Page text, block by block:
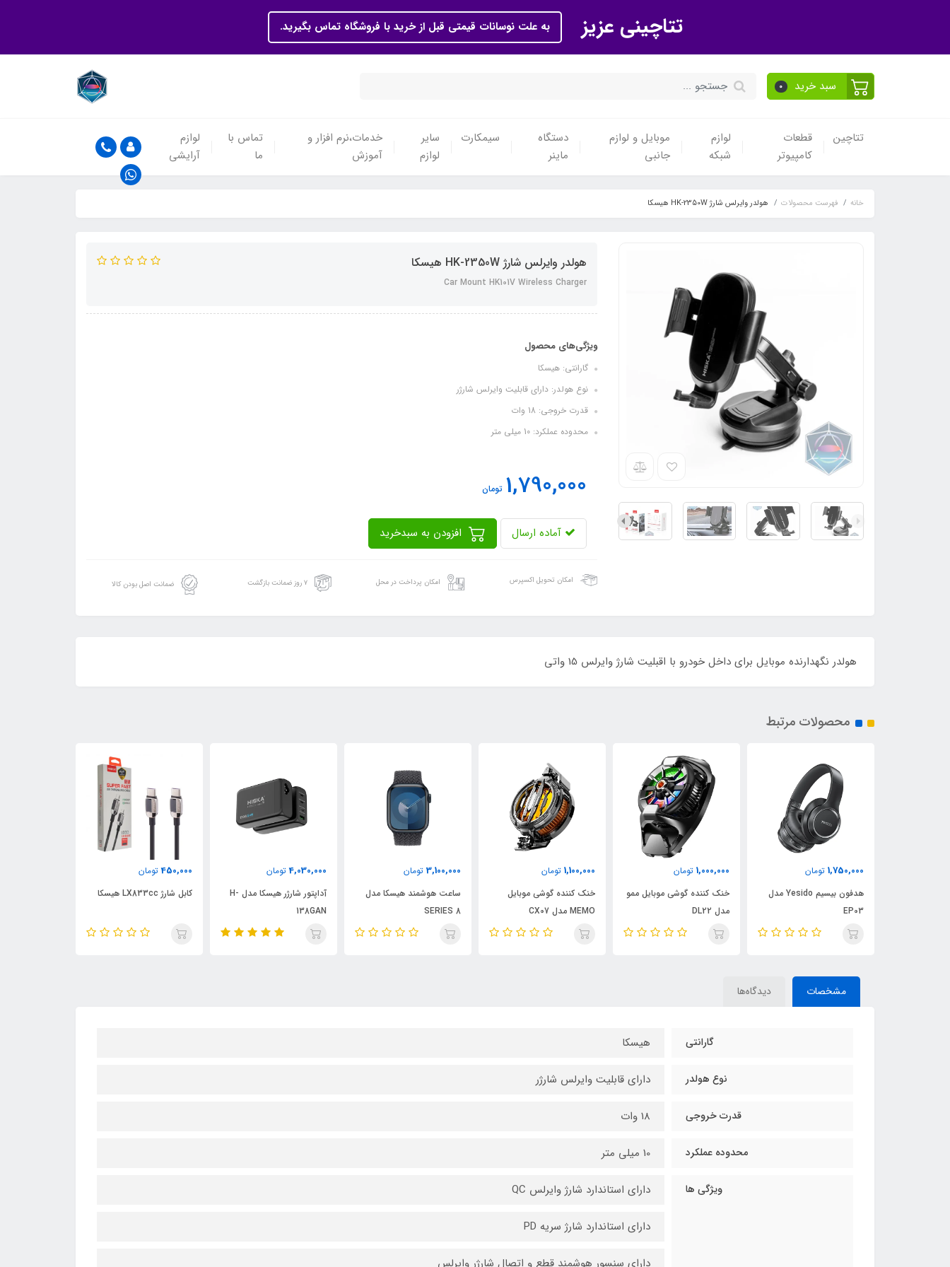
تتاچینی عزیز به علت نوسانات قیمتی قبل از خرید با فروشگاه تماس بگیرید.
سبد خرید 0
تتاچین
قطعات
کامپیوتر
لوازم
شبکه
موبایل و لوازم
جانبی
دستگاه
ماینر
سیمکارت
سایر
لوازم
خدمات،نرم افزار و
آموزش
تماس با
ما
لوازم
آرایشی
خانه فهرست محصولات هولدر وایرلس شارژ HK-2350W هیسکا
هولدر وایرلس شارژ HK-2350W هیسکا
Car Mount HK101V Wireless Charger
ویژگی‌های محصول
گارانتی: هیسکا
نوع هولدر: دارای قابلیت وایرلس شارژر
قدرت خروجی: 18 وات
محدوده عملکرد: 10 میلی متر
1,790,000 تومان
آماده ارسال
امکان تحویل اکسپرس امکان پرداخت در محل ۷ روز ضمانت بازگشت ضمانت اصل بودن کالا
هولدر نگهدارنده موبایل برای داخل خودرو با اقبلیت شارژ وایرلس 15 واتی
محصولات مرتبط
1,000,000 تومان
خنک کننده گوشی موبایل ممو
1,100,000
خنک کننده گوشی موبایل
MEMO مدل CX07
3,100,000
ساعت هوشمند هیسکا مدل
SERIES 8
4,030,000
138GAN
450,000 تومان
کابل شارژ LX833cc هیسکا
2,300,000
پاوربانک P51 نگزا NEXA
مشخصات دیدگاه‌ها
گارانتی هیسکا
نوع هولدر دارای قابلیت وایرلس شارژر
قدرت خروجی 18 وات
محدوده عملکرد 10 میلی متر
ویژگی ها دارای استاندارد شارژ وایرلس QC
دارای استاندارد شارژ سریه PD
دارای سنسور هوشمند قطع و اتصال شارژر وایرلس